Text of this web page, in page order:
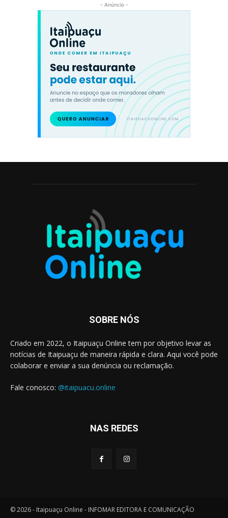
SOBRE NÓS
Criado em 2022, o Itaipuaçu Online tem por objetivo levar as
notícias de Itaipuaçu de maneira rápida e clara. Aqui você pode
colaborar e enviar a sua denúncia ou reclamação.
Fale conosco: @itaipuacu.online
NAS REDES
© 2026 - Itaipuaçu Online - INFOMAR EDITORA E COMUNICAÇÃO